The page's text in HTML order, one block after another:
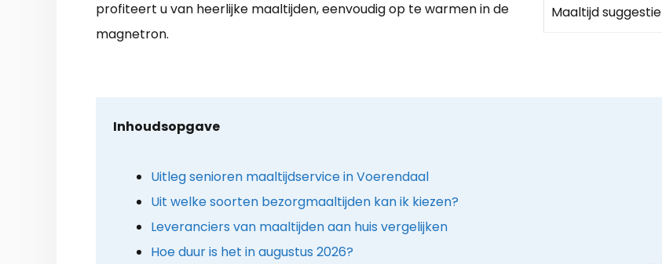
profiteert u van heerlijke maaltijden, eenvoudig op te warmen in de
magnetron.
Maaltijd suggestie
Inhoudsopgave
Uitleg senioren maaltijdservice in Voerendaal
Uit welke soorten bezorgmaaltijden kan ik kiezen?
Leveranciers van maaltijden aan huis vergelijken
Hoe duur is het in augustus 2026?